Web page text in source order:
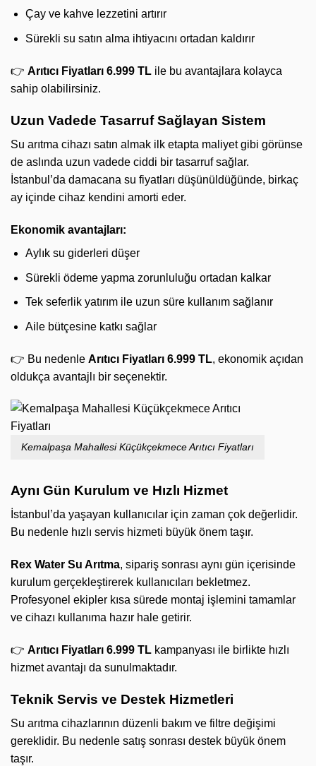
Çay ve kahve lezzetini artırır
Sürekli su satın alma ihtiyacını ortadan kaldırır
👉 Arıtıcı Fiyatları 6.999 TL ile bu avantajlara kolayca
sahip olabilirsiniz.
Uzun Vadede Tasarruf Sağlayan Sistem
Su arıtma cihazı satın almak ilk etapta maliyet gibi görünse
de aslında uzun vadede ciddi bir tasarruf sağlar.
İstanbul’da damacana su fiyatları düşünüldüğünde, birkaç
ay içinde cihaz kendini amorti eder.
Ekonomik avantajları:
Aylık su giderleri düşer
Sürekli ödeme yapma zorunluluğu ortadan kalkar
Tek seferlik yatırım ile uzun süre kullanım sağlanır
Aile bütçesine katkı sağlar
👉 Bu nedenle Arıtıcı Fiyatları 6.999 TL, ekonomik açıdan
oldukça avantajlı bir seçenektir.
Kemalpaşa Mahallesi Küçükçekmece Arıtıcı Fiyatları
Aynı Gün Kurulum ve Hızlı Hizmet
İstanbul’da yaşayan kullanıcılar için zaman çok değerlidir.
Bu nedenle hızlı servis hizmeti büyük önem taşır.
Rex Water Su Arıtma, sipariş sonrası aynı gün içerisinde
kurulum gerçekleştirerek kullanıcıları bekletmez.
Profesyonel ekipler kısa sürede montaj işlemini tamamlar
ve cihazı kullanıma hazır hale getirir.
👉 Arıtıcı Fiyatları 6.999 TL kampanyası ile birlikte hızlı
hizmet avantajı da sunulmaktadır.
Teknik Servis ve Destek Hizmetleri
Su arıtma cihazlarının düzenli bakım ve filtre değişimi
gereklidir. Bu nedenle satış sonrası destek büyük önem
taşır.